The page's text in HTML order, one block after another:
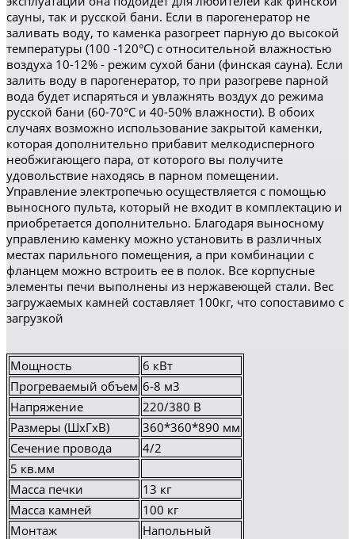
сауны, так и русской бани. Если в парогенератор не
заливать воду, то каменка разогреет парную до высокой
температуры (100 -120°C) с относительной влажностью
воздуха 10-12% - режим сухой бани (финская сауна). Если
залить воду в парогенератор, то при разогреве парной
вода будет испаряться и увлажнять воздух до режима
русской бани (60-70°C и 40-50% влажности). В обоих
случаях возможно использование закрытой каменки,
которая дополнительно прибавит мелкодисперного
необжигающего пара, от которого вы получите
удовольствие находясь в парном помещении.
Управление электропечью осуществляется с помощью
выносного пульта, который не входит в комплектацию и
приобретается дополнительно. Благодаря выносному
управлению каменку можно установить в различных
местах парильного помещения, а при комбинации с
фланцем можно встроить ее в полок. Все корпусные
элементы печи выполнены из нержавеющей стали. Вес
загружаемых камней составляет 100кг, что сопоставимо с
загрузкой
Мощность
6 кВт
Прогреваемый объем 6-8 м3
Напряжение
220/380 В
Размеры (ШхГхВ)
360*360*890 мм
Сечение провода
4/2
5 кв.мм
Масса печки
13 кг
Масса камней
100 кг
Монтаж
Напольный